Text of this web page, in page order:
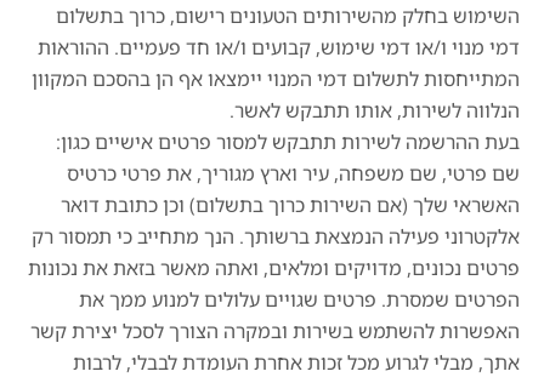
השימוש בחלק מהשירותים הטעונים רישום, כרוך בתשלום
דמי מנוי ו/או דמי שימוש, קבועים ו/או חד פעמיים. ההוראות
המתייחסות לתשלום דמי המנוי יימצאו אף הן בהסכם המקוון
הנלווה לשירות, אותו תתבקש לאשר.
בעת ההרשמה לשירות תתבקש למסור פרטים אישיים כגון:
שם פרטי, שם משפחה, עיר וארץ מגוריך, את פרטי כרטיס
האשראי שלך (אם השירות כרוך בתשלום) וכן כתובת דואר
אלקטרוני פעילה הנמצאת ברשותך. הנך מתחייב כי תמסור רק
פרטים נכונים, מדויקים ומלאים, ואתה מאשר בזאת את נכונות
הפרטים שמסרת. פרטים שגויים עלולים למנוע ממך את
האפשרות להשתמש בשירות ובמקרה הצורך לסכל יצירת קשר
אתך, מבלי לגרוע מכל זכות אחרת העומדת לבבלי, לרבות